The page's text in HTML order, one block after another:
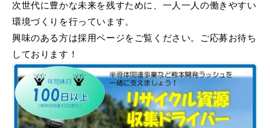
次世代に豊かな未来を残すために、一人一人の働きやすい
環境づくりを行っています。
興味のある方は採用ページをご覧ください。ご応募お待ち
しております！